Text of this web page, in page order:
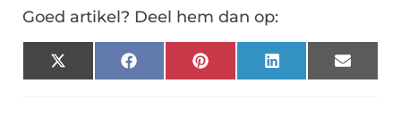
Goed artikel? Deel hem dan op:
X
(Twitter)
FacebookPinterest LinkedIn Email